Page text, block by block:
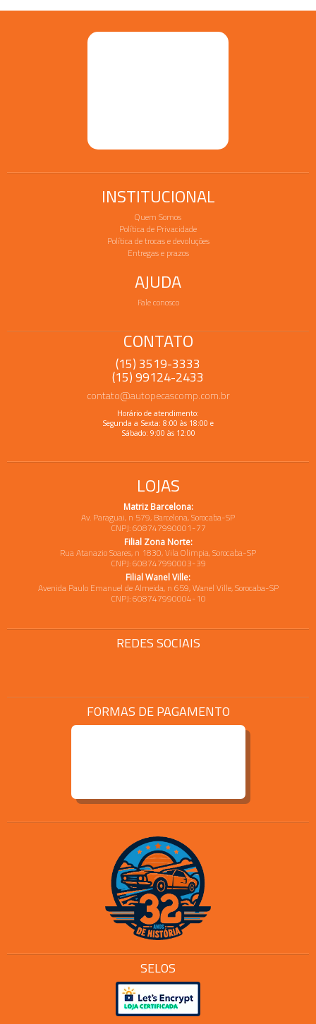
INSTITUCIONAL
Quem Somos
Política de Privacidade
Política de trocas e devoluções
Entregas e prazos
AJUDA
Fale conosco
CONTATO
(15) 3519-3333
(15) 99124-2433
contato@autopecascomp.com.br
Horário de atendimento:
Segunda a Sexta: 8:00 às 18:00 e
Sábado: 9:00 às 12:00
LOJAS
Matriz Barcelona:
Av. Paraguai, n 579, Barcelona, Sorocaba-SP
CNPJ: 608747990001-77
Filial Zona Norte:
Rua Atanazio Soares, n 1830, Vila Olimpia, Sorocaba-SP
CNPJ: 608747990003-39
Filial Wanel Ville:
Avenida Paulo Emanuel de Almeida, n 659, Wanel Ville, Sorocaba-SP
CNPJ: 608747990004-10
REDES SOCIAIS
FORMAS DE PAGAMENTO
SELOS